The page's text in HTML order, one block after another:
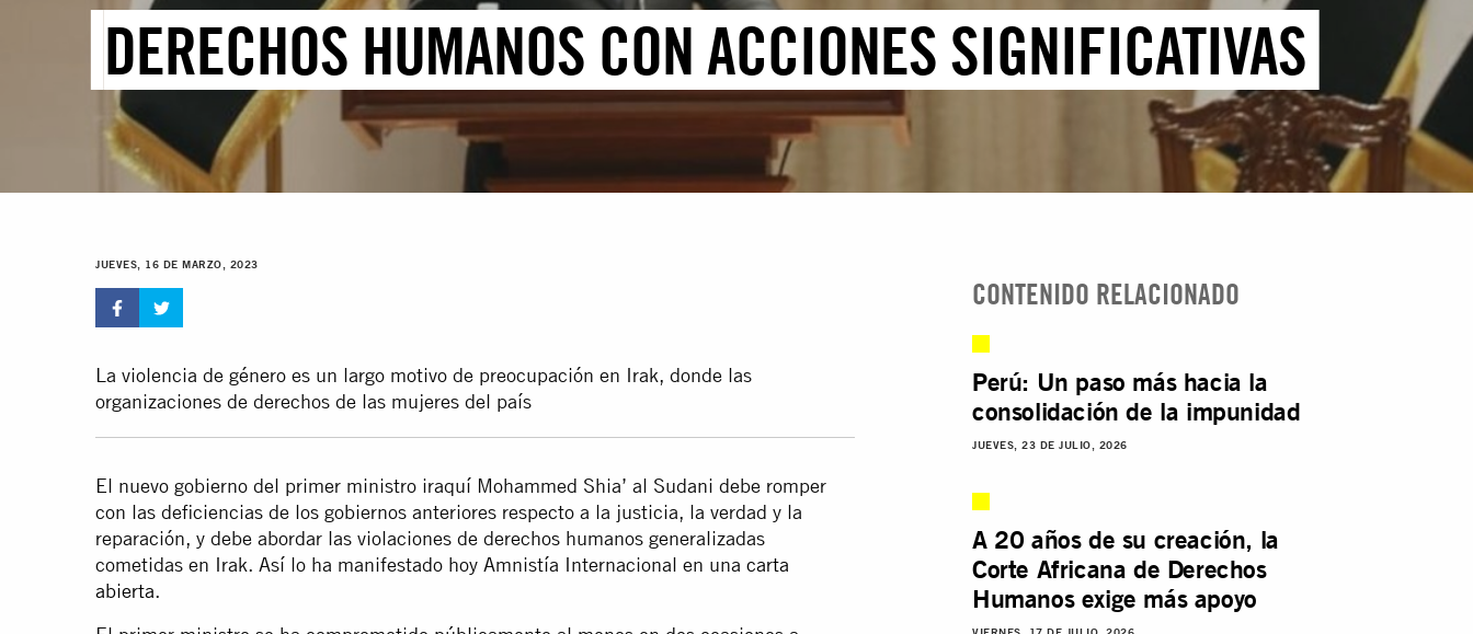
DERECHOS HUMANOS CON ACCIONES SIGNIFICATIVAS
JUEVES, 16 DE MARZO, 2023
La violencia de género es un largo motivo de preocupación en Irak, donde las
organizaciones de derechos de las mujeres del país
El nuevo gobierno del primer ministro iraquí Mohammed Shia’ al Sudani debe romper
con las deficiencias de los gobiernos anteriores respecto a la justicia, la verdad y la
reparación, y debe abordar las violaciones de derechos humanos generalizadas
cometidas en Irak. Así lo ha manifestado hoy Amnistía Internacional en una carta
abierta.
CONTENIDO RELACIONADO
Perú: Un paso más hacia la
consolidación de la impunidad
JUEVES, 23 DE JULIO, 2026
A 20 años de su creación, la
Corte Africana de Derechos
Humanos exige más apoyo